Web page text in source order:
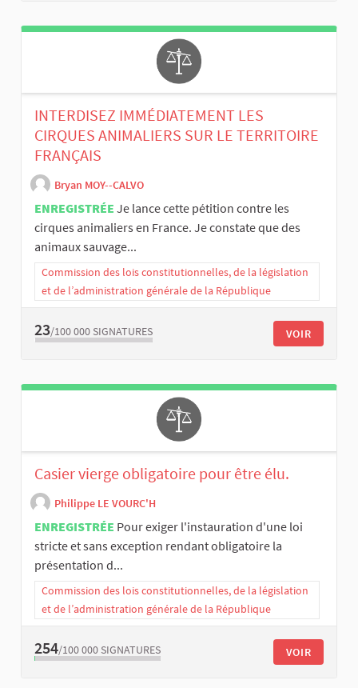
INTERDISEZ IMMÉDIATEMENT LES
CIRQUES ANIMALIERS SUR LE TERRITOIRE
FRANÇAIS
Bryan MOY--CALVO
ENREGISTRÉE Je lance cette pétition contre les
cirques animaliers en France. Je constate que des
animaux sauvage...
Commission des lois constitutionnelles, de la législation
et de l’administration générale de la République
23/100 000 SIGNATURES VOIR
Casier vierge obligatoire pour être élu.
Philippe LE VOURC'H
ENREGISTRÉE Pour exiger l'instauration d'une loi
stricte et sans exception rendant obligatoire la
présentation d...
Commission des lois constitutionnelles, de la législation
et de l’administration générale de la République
254/100 000 SIGNATURES VOIR